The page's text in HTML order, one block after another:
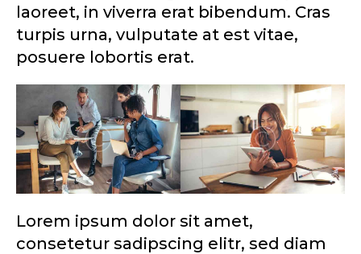
laoreet, in viverra erat bibendum. Cras
turpis urna, vulputate at est vitae,
posuere lobortis erat.
Lorem ipsum dolor sit amet,
consetetur sadipscing elitr, sed diam